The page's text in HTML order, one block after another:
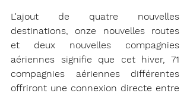
L'ajout de quatre nouvelles
destinations, onze nouvelles routes
et deux nouvelles compagnies
aériennes signifie que cet hiver, 71
compagnies aériennes différentes
offriront une connexion directe entre